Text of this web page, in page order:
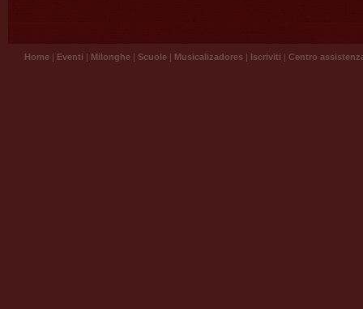
Home | Eventi | Milonghe | Scuole | Musicalizadores | Iscriviti | Centro